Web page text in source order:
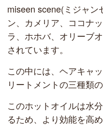
miseen scene(ミジャ
ン、カメリア、ココナ
ラ、ホホバ、オリーブ
されています。
この中には、ヘアキャ
リートメントの三種類
このホットオイルは水
るため、より効能を高